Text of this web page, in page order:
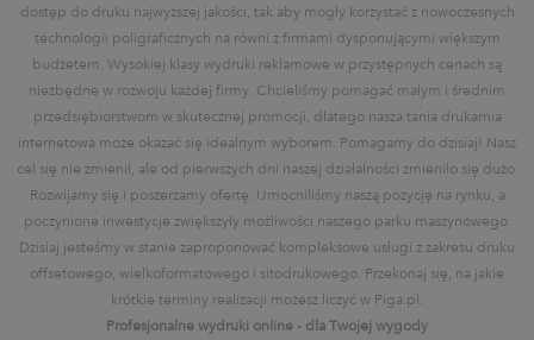
dostęp do druku najwyższej jakości, tak aby mogły korzystać z nowoczesnych
technologii poligraficznych na równi z firmami dysponującymi większym
budżetem. Wysokiej klasy wydruki reklamowe w przystępnych cenach są
niezbędne w rozwoju każdej firmy. Chcieliśmy pomagać małym i średnim
przedsiębiorstwom w skutecznej promocji, dlatego nasza tania drukarnia
internetowa może okazać się idealnym wyborem. Pomagamy do dzisiaj! Nasz
cel się nie zmienił, ale od pierwszych dni naszej działalności zmieniło się dużo.
Rozwijamy się i poszerzamy ofertę. Umocniliśmy naszą pozycję na rynku, a
poczynione inwestycje zwiększyły możliwości naszego parku maszynowego.
Dzisiaj jesteśmy w stanie zaproponować kompleksowe usługi z zakresu druku
offsetowego, wielkoformatowego i sitodrukowego. Przekonaj się, na jakie
krótkie terminy realizacji możesz liczyć w Piga.pl.
Profesjonalne wydruki online - dla Twojej wygody